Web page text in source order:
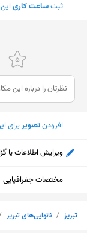
ثبتساعت کاری
افزودنتصویربرای
ویرایش اطلاعات یا
مختصات جغرافیایی
تبریز / نانوایی‌های تبریز